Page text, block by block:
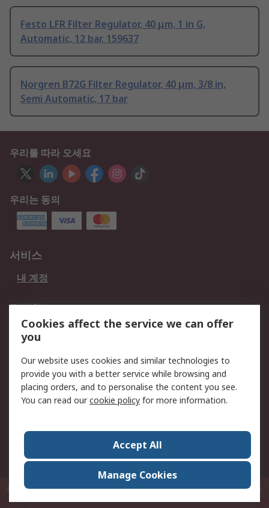
Festo LFR Filter Regulator, 40 μm, 1 in G,
Automatic, 12 bar, 159637
Norgren B72G Filter Regulator, 40 μm, 3/8 in,
Semi Automatic, 17 bar
우리를 따라 오세요
우리는 동의
서비스
내 계정
적법한
개인 정보 보호 정책
데이터 보호
웹사이트 사용 약관
회사 소개
RS 계좌 정보
그룹사 RS Group에 대해
한국외 지역
회사 소개
P.O. Box 80108 Cheung Sha Wan Post Office Hong Kong© RS Components
Cookies affect the service we can offer
you
Our website uses cookies and similar technologies to
provide you with a better service while browsing and
placing orders, and to personalise the content you see.
You can read ourcookie policy for more information.
Accept All
Manage Cookies